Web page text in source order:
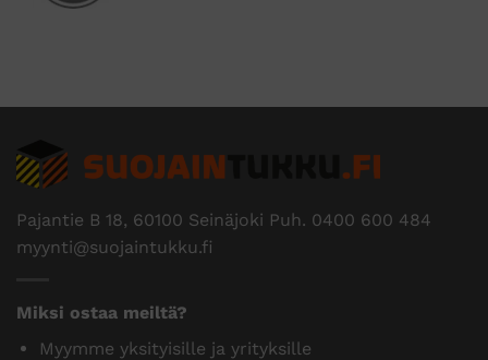
Pajantie B 18, 60100 Seinäjoki Puh. 0400 600 484
myynti@suojaintukku.fi
Miksi ostaa meiltä?
Myymme yksityisille ja yrityksille